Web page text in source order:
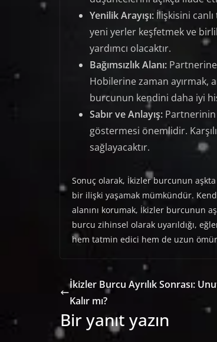
Yenilik Arayışı: İlişkisini
yeni yerler keşfetmek ve
yardımcı olacaktır.
Bağımsızlık Alanı: Partnerine
Hobilerine zaman ayırmak,
burcunun kendini daha iyi
Sabır ve Anlayış: Partnerinin
göstermesi önemlidir.
sağlayacaktır.
Sonuç olarak, İkizler burcunun aşkta
bir ilişki yaşamak mümkündür.
alanını korumak, İkizler burcunun
burcu zihinsel olarak uyarıldığı,
hem tatmin edici hem de uzun
İkizler Burcu Ayrılık Sonrası:
Kalır mı?
Bir yanıt yazın